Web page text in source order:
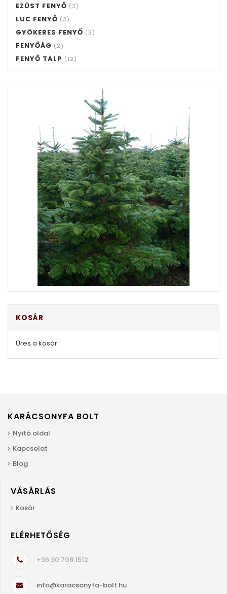
EZÜST FENYŐ (3)
LUC FENYŐ (3)
GYÖKERES FENYŐ (3)
FENYŐÁG (2)
FENYŐ TALP (12)
KOSÁR
Üres a kosár.
KARÁCSONYFA BOLT
Nyitó oldal
Kapcsolat
Blog
VÁSÁRLÁS
Kosár
ELÉRHETŐSÉG
+36 30 708 1512
info@karacsonyfa-bolt.hu